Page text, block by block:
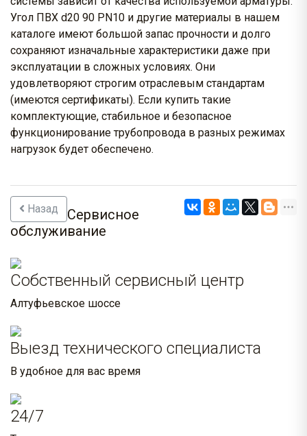
Угол ПВХ d20 90 PN10 и другие материалы в нашем
каталоге имеют большой запас прочности и долго
сохраняют изначальные характеристики даже при
эксплуатации в сложных условиях. Они
удовлетворяют строгим отраслевым стандартам
(имеются сертификаты). Если купить такие
комплектующие, стабильное и безопасное
функционирование трубопровода в разных режимах
нагрузок будет обеспечено.
Назад
Сервисное
обслуживание
Собственный сервисный центр
Алтуфьевское шоссе
Выезд технического специалиста
В удобное для вас время
24/7